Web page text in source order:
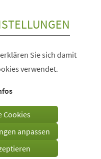
Sie sich damit
verwendet.
Cookies
anpassen